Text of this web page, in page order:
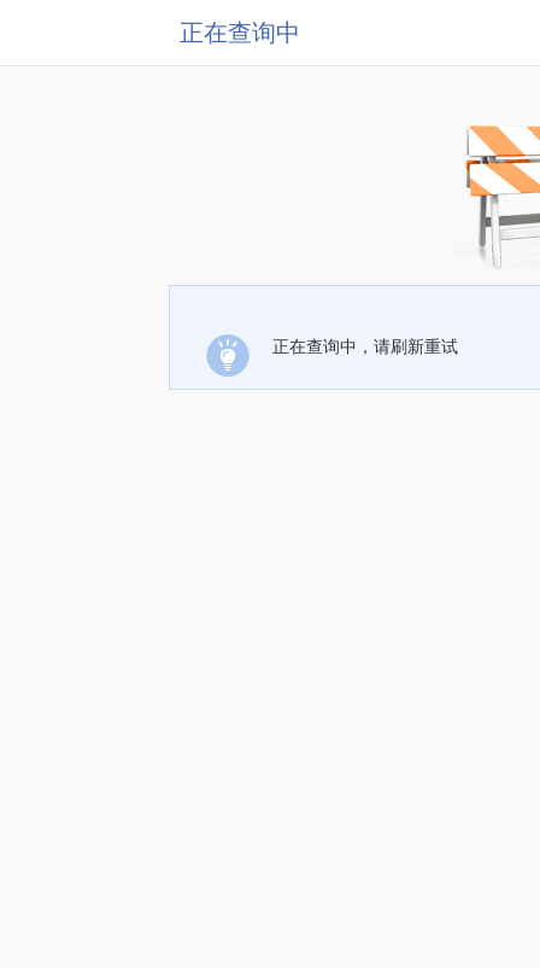
正在查询中
正在查询中，请刷新重试